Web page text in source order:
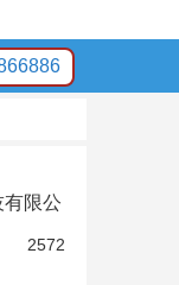
限公
2572